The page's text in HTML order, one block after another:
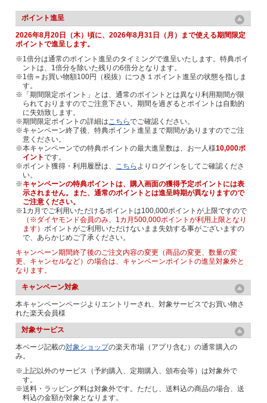
ポイント進呈
2026年8月20日（木）頃に、2026年8月31日（月）まで使える期間限定
ポイントで進呈します。
※1倍分は通常のポイント進呈のタイミングで進呈いたします。特典ポイ
ントは、1倍分を除いた残りの6倍分となります。
※1倍＝お買い物額100円（税抜）につき１ポイント進呈の状態を指しま
す。
※「期間限定ポイント」とは、通常のポイントとは異なり利用期間が限
られておりますのでご注意下さい。期間を過ぎるとポイントは自動的
に失効致します。
※期間限定ポイントの詳細はこちらでご確認ください。
※キャンペーン終了後、特典ポイント進呈まで期間がありますのでご注
意ください。
※本キャンペーンでの特典ポイントの最大進呈数は、お一人様10,000ポ
イントです。
※ポイント獲得・利用履歴は、 こちら よりログインをしてご確認くださ
い。
※キャンペーンの特典ポイントは、購入画面の獲得予定ポイントには表
示されません。また、通常のポイントとは進呈時期が異なりますので
ご注意ください。
※1カ月でご利用いただけるポイントは100,000ポイントが上限ですので
（※ダイヤモンド会員のみ、1カ月500,000ポイントが利用上限となり
ます） ポイントがご利用いただけないまま失効する事がございますの
で、あらかじめご了承ください。
キャンペーン期間終了後のご注文内容の変更（商品の変更、数量の変
更、キャンセルなど）の場合は、キャンペーンポイントの進呈対象外と
なります。
キャンペーン対象
本キャンペーンページよりエントリーされ、対象サービスでお買い物さ
れた楽天会員様
対象サービス
本ページ記載の対象ショップの楽天市場（アプリ含む）の通常購入の
み。
※上記以外のサービス（予約購入、定期購入、頒布会等）は対象外で
す。
※送料・ラッピング料は対象外です。ただし、送料込の商品の場合、送
料込の金額が対象となります。